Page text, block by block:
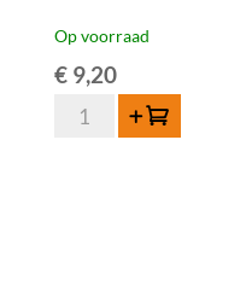
Op voorraad
€9,20
Cuvée
Kluysbosch
Toevoegen